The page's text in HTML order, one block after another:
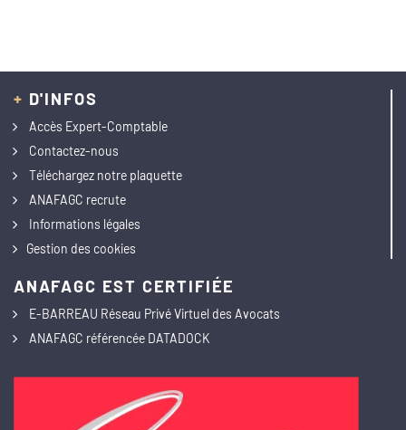
+ D'INFOS
Accès Expert-Comptable
Contactez-nous
Téléchargez notre plaquette
ANAFAGC recrute
Informations légales
Gestion des cookies
ANAFAGC EST CERTIFIÉE
E-BARREAU Réseau Privé Virtuel des Avocats
ANAFAGC référencée DATADOCK